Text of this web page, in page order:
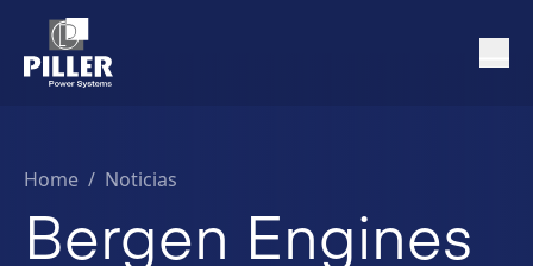
Home / Noticias
Bergen Engines